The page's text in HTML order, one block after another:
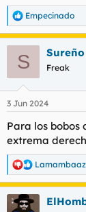
R
e
a
e
:
Empecinado
S Sureño
Freak
3 Jun 2024
Para los bobos
extrema
R
e
a
c